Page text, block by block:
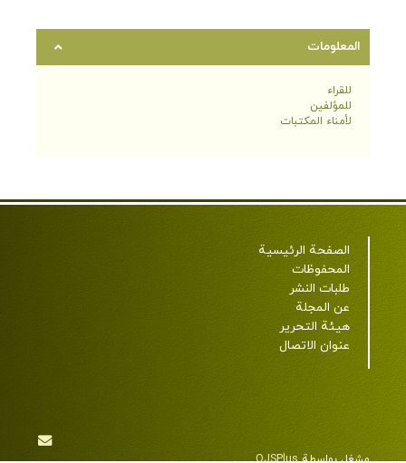
المعلومات
للقراء
للمؤلفين
لأمناء المكتبات
الصفحة الرئيسية
المحفوظات
طلبات النشر
عن المجلة
هيئة التحرير
عنوان الاتصال
مشغل بواسطةOJSPlus